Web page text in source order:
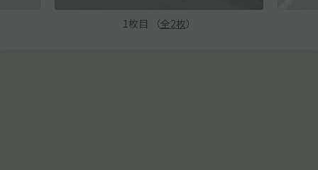
1 枚目 （全2枚）